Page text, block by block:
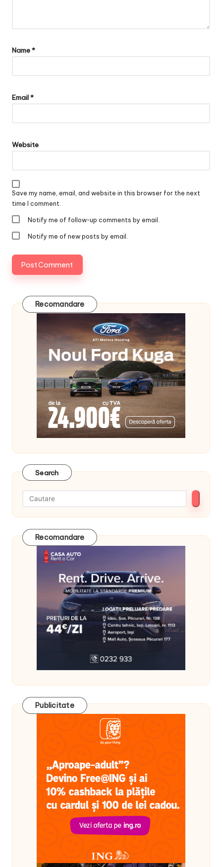
Name*
Email*
Website
Save my name, email, and website in this browser for the next
time I comment.
Notify me of follow-up comments by email.
Notify me of new posts by email.
Recomandare
Search
Recomandare
Publicitate